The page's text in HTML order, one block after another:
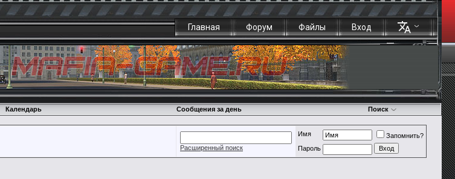
Главная Форум Файлы Вход
Календарь Сообщения за день Поиск
Расширенный поиск
Имя
Запомнить?
Пароль